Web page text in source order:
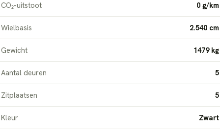
CO₂-uitstoot 0 g/km
Wielbasis 2.540 cm
Gewicht 1479 kg
Aantal deuren 5
Zitplaatsen 5
Kleur Zwart